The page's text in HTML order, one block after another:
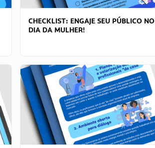
CHECKLIST: ENGAJE SEU PÚBLICO NO
DIA DA MULHER!